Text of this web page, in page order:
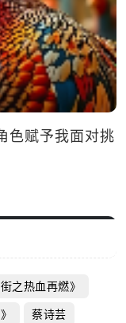
街之热血再燃》
蔡诗芸